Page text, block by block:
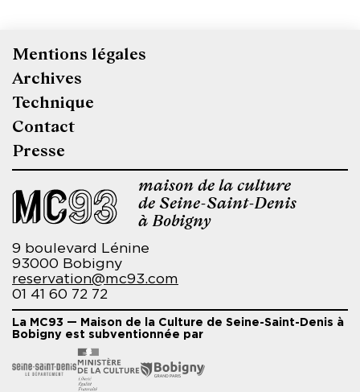
de
page
Mentions légales
Archives
Technique
Contact
Presse
maison de la culture
de Seine-Saint-Denis
à Bobigny
9 boulevard Lénine
93000 Bobigny
reservation@mc93.com
01 41 60 72 72
La MC93 — Maison de la Culture de Seine-Saint-Denis à
Bobigny est subventionnée par